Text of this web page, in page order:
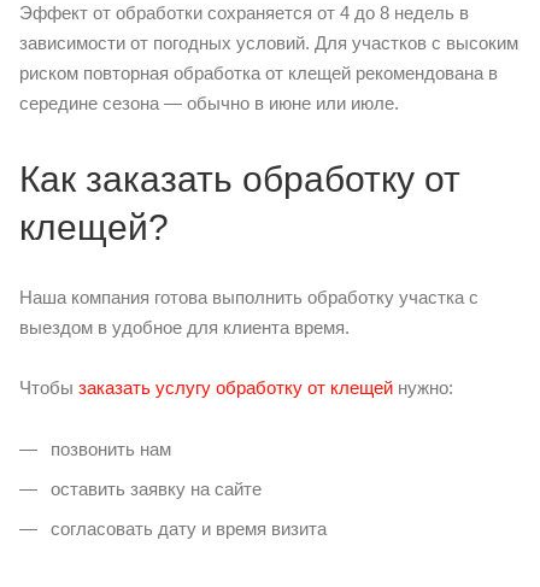
Эффект от обработки сохраняется от 4 до 8 недель в
зависимости от погодных условий. Для участков с высоким
риском повторная обработка от клещей рекомендована в
середине сезона — обычно в июне или июле.
Как заказать обработку от
клещей?
Наша компания готова выполнить обработку участка с
выездом в удобное для клиента время.
Чтобы заказать услугу обработку от клещей нужно:
позвонить нам
оставить заявку на сайте
согласовать дату и время визита